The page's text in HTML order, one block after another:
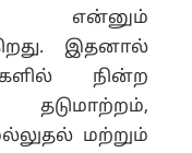
என்னும்
இதனால்
நின்ற
தடுமாற்றம்,
மற்றும்